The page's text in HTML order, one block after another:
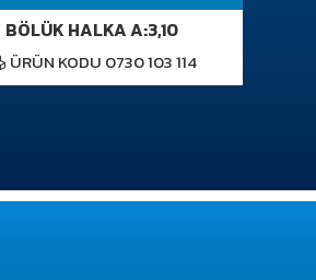
BÖLÜK HALKA A:3,10
ÜRÜN KODU 0730 103 114